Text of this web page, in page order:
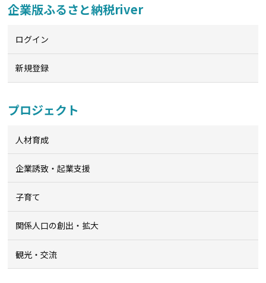
企業版ふるさと納税river
ログイン
新規登録
プロジェクト
人材育成
企業誘致・起業支援
子育て
関係人口の創出・拡大
観光・交流